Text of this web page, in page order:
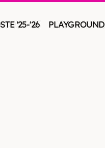
'25-'26 PLAYGROUND